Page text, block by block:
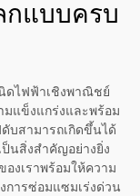
กแบบครบ
ดไฟฟ้าเชิงพาณิชย์
มแข็งแกร่งและพร้อม
ดับสามารถเกิดขึ้นได้
นสิ่งสำคัญอย่างยิ่ง
งเราพร้อมให้ความ
การซ่อมแซมเร่งด่วน